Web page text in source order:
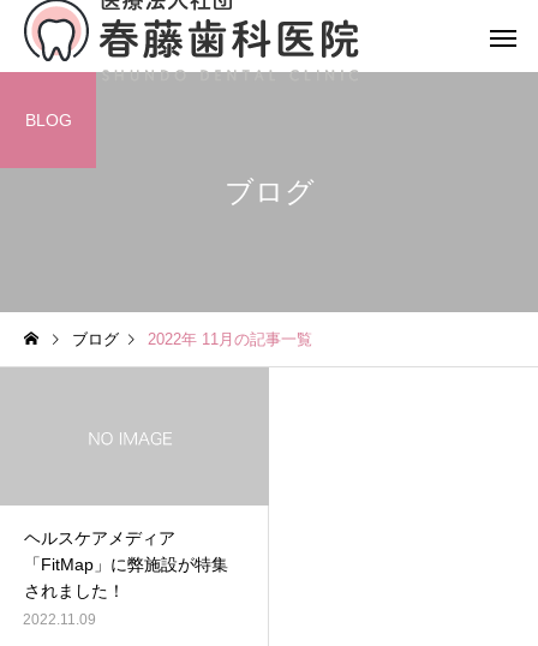
ブログ
BLOG
ブログ 2022年 11月の記事一覧
ヘルスケアメディア
「FitMap」に弊施設が特集
されました！
2022.11.09